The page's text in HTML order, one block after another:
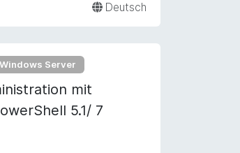
Deutsch
Windows Server
mit
5.1/ 7